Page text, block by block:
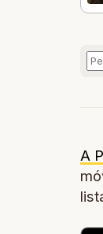
A